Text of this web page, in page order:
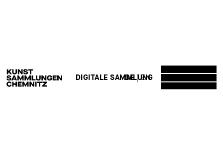
DE EN
DIGITALE SAMMLUNG